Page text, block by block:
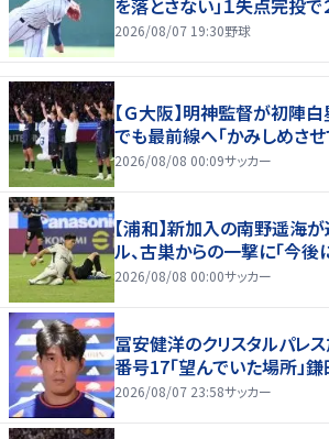
を落とさない」１失点完投
2026/08/07 19:30野球
【Ｇ大阪】明神監督が初陣白
でも最前線へ「かみしめさせ
2026/08/08 00:09サッカー
【浦和】新加入の南野遥海
ル、古巣からの一撃に「今後
2026/08/08 00:00サッカー
冨安健洋のクリスタルパレ
番号17「望んでいた場所」
2026/08/07 23:58サッカー